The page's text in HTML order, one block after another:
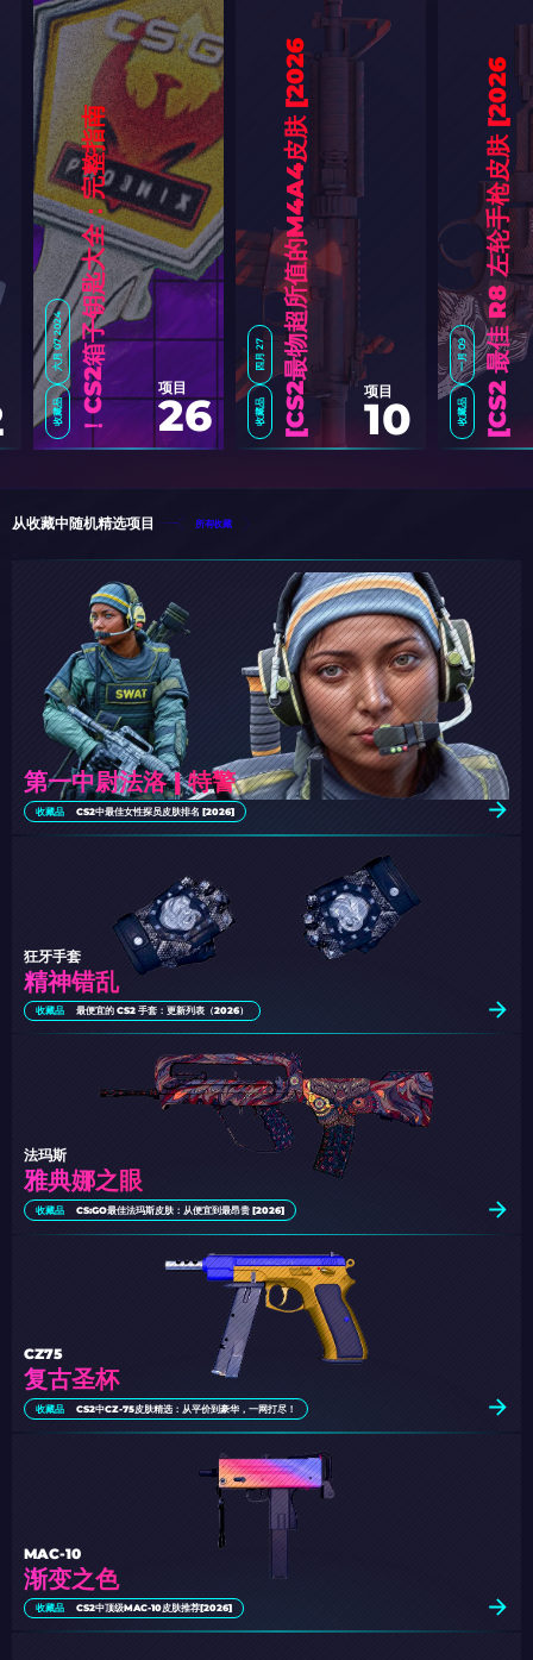
一月 09
收藏品
C
S
2
最
佳
R
8
左
轮
手
枪
皮
肤
[
2
0
2
6
]
四月 27
收藏品
C
S
2
最
物
超
所
值
的
M
4
A
4
皮
肤
[
2
0
2
6
] 项目
10
六月 07 2024
收藏品 C
S
2
箱
子
钥
匙
大
全
：
完
整
指
南
！ 项目
26
从收藏中随机精选项目 所有收藏
第一中尉法洛 | 特警
收藏品 CS2中最佳女性探员皮肤排名 [2026]
精神错乱
狂牙手套
收藏品 最便宜的 CS2 手套：更新列表（2026）
雅典娜之眼
法玛斯
收藏品 CS:GO最佳法玛斯皮肤：从便宜到最昂贵 [2026]
复古圣杯
CZ75
收藏品 CS2中CZ-75皮肤精选：从平价到豪华，一网打尽！
渐变之色
MAC-10
收藏品 CS2中顶级MAC-10皮肤推荐[2026]